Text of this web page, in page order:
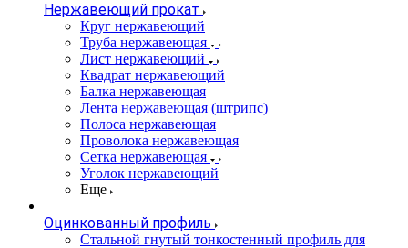
Нержавеющий прокат
Круг нержавеющий
Труба нержавеющая
Лист нержавеющий
Квадрат нержавеющий
Балка нержавеющая
Лента нержавеющая (штрипс)
Полоса нержавеющая
Проволока нержавеющая
Сетка нержавеющая
Уголок нержавеющий
Еще
Оцинкованный профиль
Стальной гнутый тонкостенный профиль для